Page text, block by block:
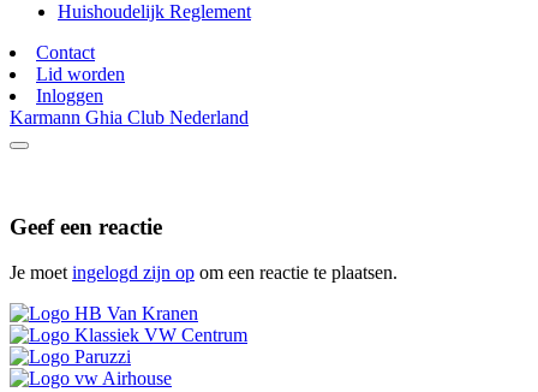
Huishoudelijk Reglement
Contact
Lid worden
Inloggen
Karmann Ghia Club Nederland
Geef een reactie
Je moet ingelogd zijn op om een reactie te plaatsen.